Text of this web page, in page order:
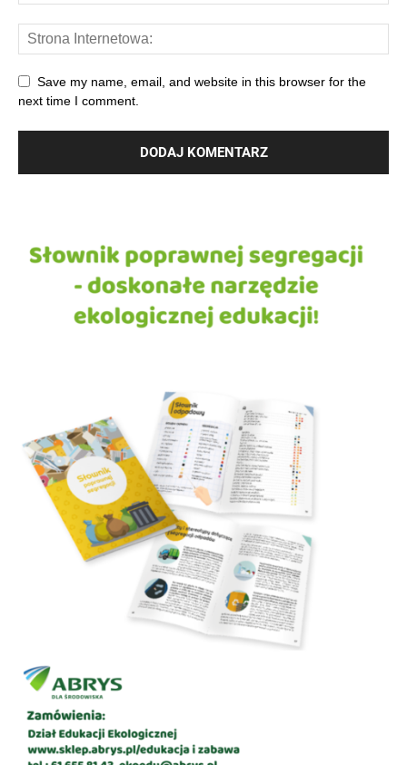
Save my name, email, and website in this browser for the
next time I comment.